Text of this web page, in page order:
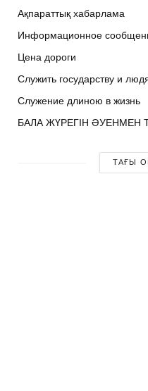
Ақпараттық хабарлама
Информационное
Цена дороги
Служить государству и
Служение длиною в жизнь
БАЛА ЖҮРЕГІН ӘУЕНМЕН
ТАҒЫ